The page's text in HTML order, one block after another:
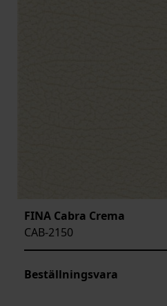
FINA Cabra Crema
CAB-2150
Beställningsvara